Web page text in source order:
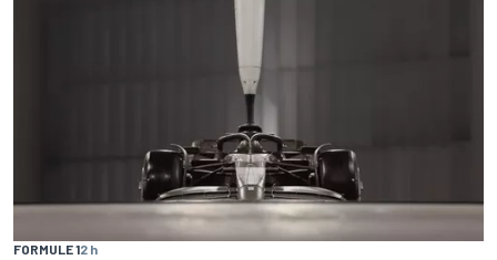
FORMULE 12 h